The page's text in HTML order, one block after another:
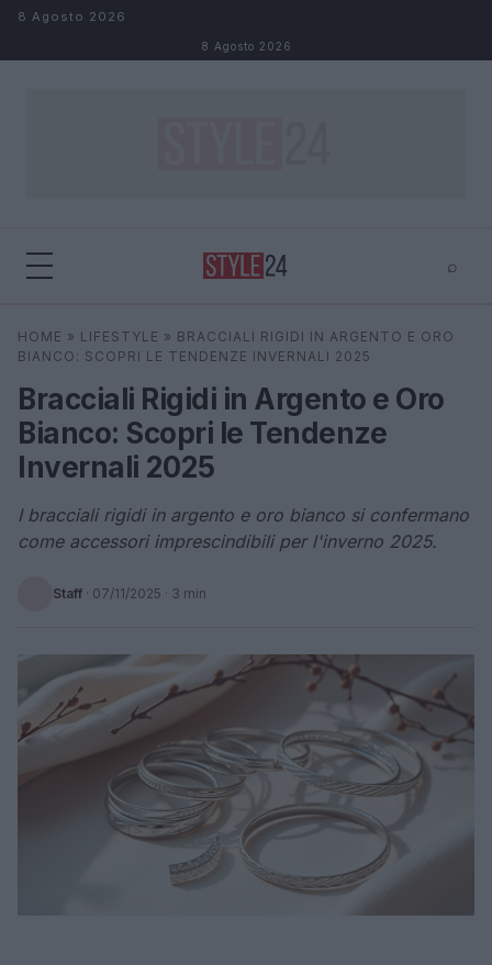
Salta al contenuto
8 Agosto 2026
8 Agosto 2026
⌕
Cerca ⌕ ×
HOME » LIFESTYLE » BRACCIALI RIGIDI IN ARGENTO E ORO
BIANCO: SCOPRI LE TENDENZE INVERNALI 2025
Bracciali Rigidi in Argento e Oro
Bianco: Scopri le Tendenze
Invernali 2025
I bracciali rigidi in argento e oro bianco si confermano
come accessori imprescindibili per l'inverno 2025.
Staff · 07/11/2025 · 3 min